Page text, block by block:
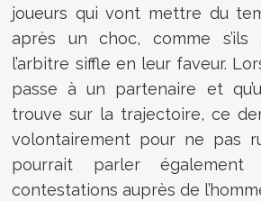
joueurs qui vont mettre du
après un choc, comme s’ils
l’arbitre siffle en leur faveur.
passe à un partenaire et
trouve sur la trajectoire, ce
volontairement pour ne pas
pourrait parler également
contestations auprès de